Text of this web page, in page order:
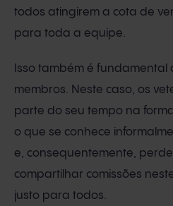
todos atingirem a cota de
para toda a equipe.
Isso também é fundamental
membros. Neste caso, os
parte do seu tempo na
o que se conhece
e, consequentemente,
compartilhar comissões
justo para todos.